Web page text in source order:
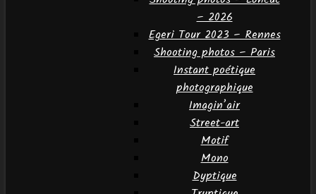
– 2026
Egeri Tour 2023 – Rennes
Shooting photos – Paris
Instant poétique
photographique
Imagin’air
Street-art
Motif
Mono
Dyptique